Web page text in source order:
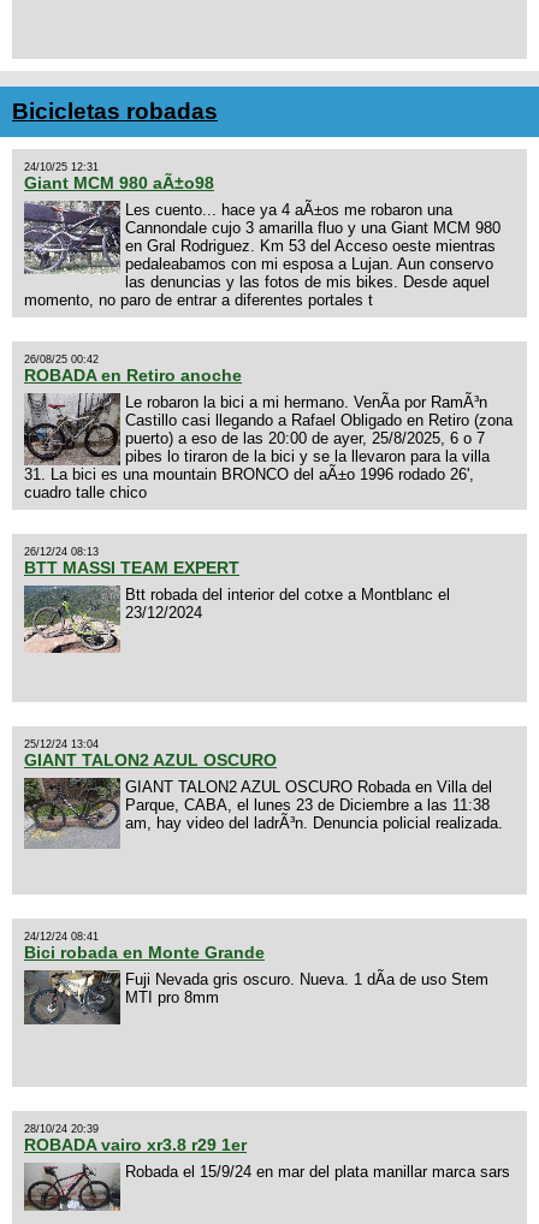
Bicicletas robadas
24/10/25 12:31
Giant MCM 980 aÃ±o98
Les cuento... hace ya 4 aÃ±os me robaron una
Cannondale cujo 3 amarilla fluo y una Giant MCM 980
en Gral Rodriguez. Km 53 del Acceso oeste mientras
pedaleabamos con mi esposa a Lujan. Aun conservo
las denuncias y las fotos de mis bikes. Desde aquel
momento, no paro de entrar a diferentes portales t
26/08/25 00:42
ROBADA en Retiro anoche
Le robaron la bici a mi hermano. VenÃ­a por RamÃ³n
Castillo casi llegando a Rafael Obligado en Retiro (zona
puerto) a eso de las 20:00 de ayer, 25/8/2025, 6 o 7
pibes lo tiraron de la bici y se la llevaron para la villa
31. La bici es una mountain BRONCO del aÃ±o 1996 rodado 26',
cuadro talle chico
26/12/24 08:13
BTT MASSI TEAM EXPERT
Btt robada del interior del cotxe a Montblanc el
23/12/2024
25/12/24 13:04
GIANT TALON2 AZUL OSCURO
GIANT TALON2 AZUL OSCURO Robada en Villa del
Parque, CABA, el lunes 23 de Diciembre a las 11:38
am, hay video del ladrÃ³n. Denuncia policial realizada.
24/12/24 08:41
Bici robada en Monte Grande
Fuji Nevada gris oscuro. Nueva. 1 dÃ­a de uso Stem
MTI pro 8mm
28/10/24 20:39
ROBADA vairo xr3.8 r29 1er
Robada el 15/9/24 en mar del plata manillar marca sars